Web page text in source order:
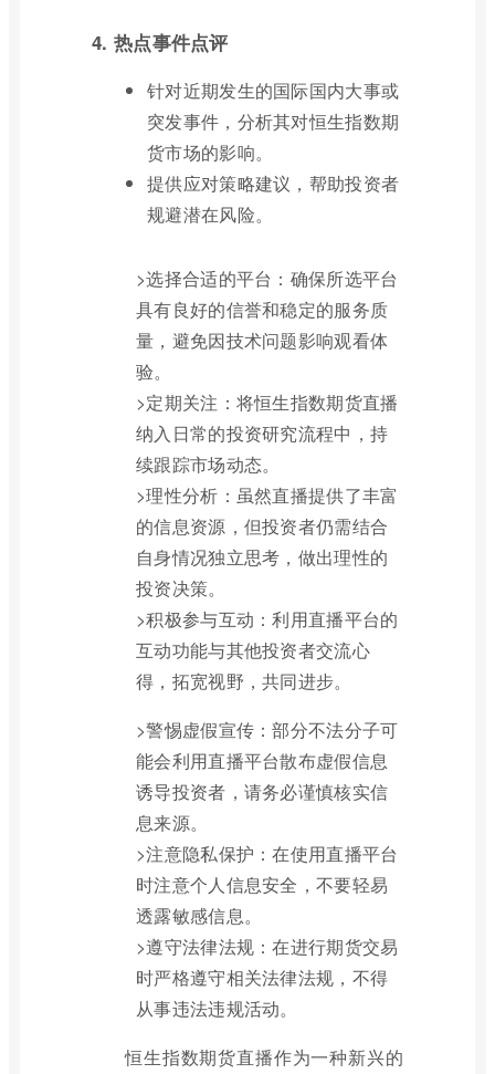
4. 热点事件点评
针对近期发生的国际国内大事或
突发事件，分析其对恒生指数期
货市场的影响。
提供应对策略建议，帮助投资者
规避潜在风险。
>选择合适的平台：确保所选平台
具有良好的信誉和稳定的服务质
量，避免因技术问题影响观看体
验。
>定期关注：将恒生指数期货直播
纳入日常的投资研究流程中，持
续跟踪市场动态。
>理性分析：虽然直播提供了丰富
的信息资源，但投资者仍需结合
自身情况独立思考，做出理性的
投资决策。
>积极参与互动：利用直播平台的
互动功能与其他投资者交流心
得，拓宽视野，共同进步。
>警惕虚假宣传：部分不法分子可
能会利用直播平台散布虚假信息
诱导投资者，请务必谨慎核实信
息来源。
>注意隐私保护：在使用直播平台
时注意个人信息安全，不要轻易
透露敏感信息。
>遵守法律法规：在进行期货交易
时严格遵守相关法律法规，不得
从事违法违规活动。
恒生指数期货直播作为一种新兴的